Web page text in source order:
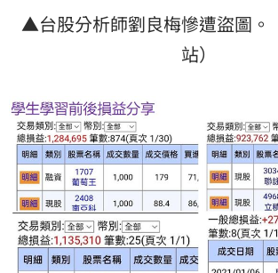
▲台股分析師劉良梅慘遭盜圖。
站）